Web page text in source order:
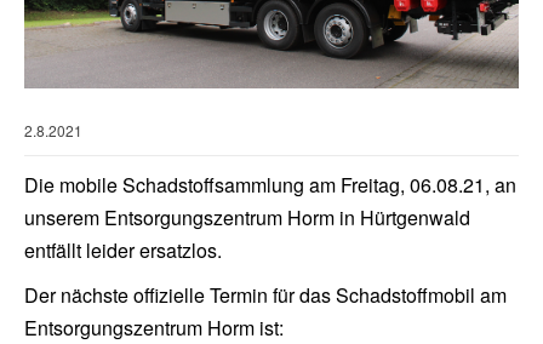
2.8.2021
Die mobile Schadstoffsammlung am Freitag, 06.08.21, an
unserem Entsorgungszentrum Horm in Hürtgenwald
entfällt leider ersatzlos.
Der nächste offizielle Termin für das Schadstoffmobil am
Entsorgungszentrum Horm ist: